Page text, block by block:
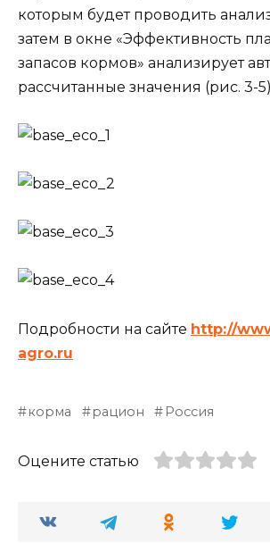
которым будет проводить
затем в окне «Эффективность
запасов кормов» анализирует
рассчитанные значения (рис. 3-
Подробности на сайте http://
agro.ru
корма рацион Россия
Оцените статью